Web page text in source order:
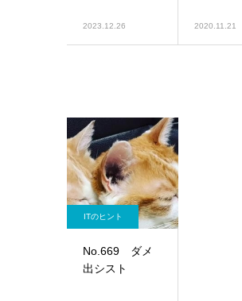
2023.12.26 2020.11.21
ITのヒント
No.669 ダメ
出シスト